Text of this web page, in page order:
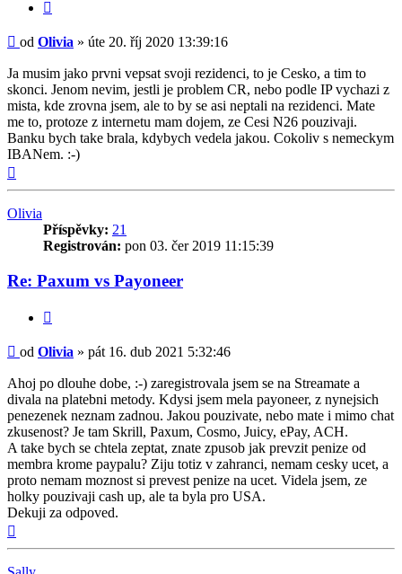
Příspěvek
od Olivia » úte 20. říj 2020 13:39:16
Ja musim jako prvni vepsat svoji rezidenci, to je Cesko, a tim to
skonci. Jenom nevim, jestli je problem CR, nebo podle IP vychazi z
mista, kde zrovna jsem, ale to by se asi neptali na rezidenci. Mate
me to, protoze z internetu mam dojem, ze Cesi N26 pouzivaji.
Banku bych take brala, kdybych vedela jakou. Cokoliv s nemeckym
IBANem. :-)
Olivia
Příspěvky: 21
Registrován: pon 03. čer 2019 11:15:39
Re: Paxum vs Payoneer
Příspěvek
od Olivia » pát 16. dub 2021 5:32:46
Ahoj po dlouhe dobe, :-) zaregistrovala jsem se na Streamate a
divala na platebni metody. Kdysi jsem mela payoneer, z nynejsich
penezenek neznam zadnou. Jakou pouzivate, nebo mate i mimo chat
zkusenost? Je tam Skrill, Paxum, Cosmo, Juicy, ePay, ACH.
A take bych se chtela zeptat, znate zpusob jak prevzit penize od
membra krome paypalu? Ziju totiz v zahranci, nemam cesky ucet, a
proto nemam moznost si prevest penize na ucet. Videla jsem, ze
holky pouzivaji cash up, ale ta byla pro USA.
Dekuji za odpoved.